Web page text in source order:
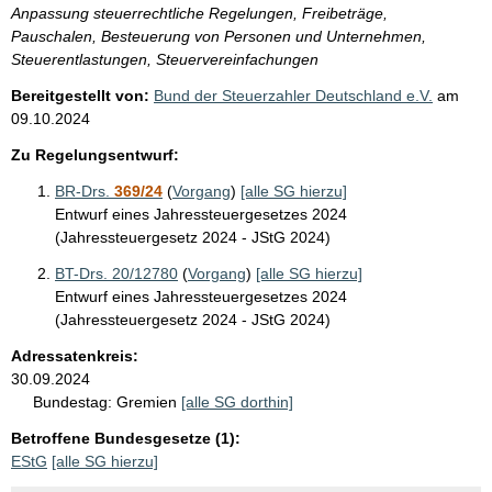
Anpassung steuerrechtliche Regelungen, Freibeträge,
Pauschalen, Besteuerung von Personen und Unternehmen,
Steuerentlastungen, Steuervereinfachungen
Bereitgestellt von: Bund der Steuerzahler Deutschland e.V. am
09.10.2024
Zu Regelungsentwurf:
BR-Drs. 369/24 (Vorgang) [alle SG hierzu]
Entwurf eines Jahressteuergesetzes 2024
(Jahressteuergesetz 2024 - JStG 2024)
BT-Drs. 20/12780 (Vorgang) [alle SG hierzu]
Entwurf eines Jahressteuergesetzes 2024
(Jahressteuergesetz 2024 - JStG 2024)
Adressatenkreis:
30.09.2024
Bundestag: Gremien [alle SG dorthin]
Betroffene Bundesgesetze (1):
EStG [alle SG hierzu]